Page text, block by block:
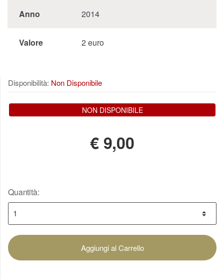
Anno
2014
Valore 2 euro
Disponibilità: Non Disponibile
NON DISPONIBILE
€ 9,00
Quantità:
Aggiungi al Carrello